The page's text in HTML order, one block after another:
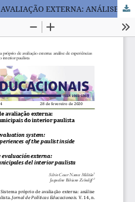
n. 14 - SISTEMA PRÓPRIO DE AVALIAÇÃO EXTERNA: ANÁLISE DE EXPERIÊNCIAS MUNICIPAIS DO INTERIOR PAULISTA